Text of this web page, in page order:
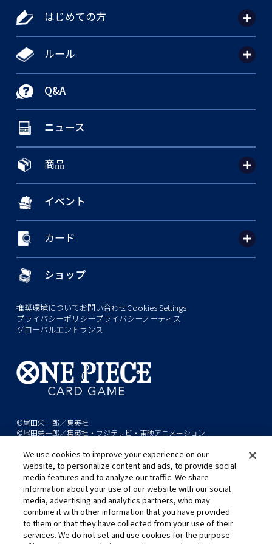
はじめての方
ルール
Q&A
ニュース
商品
イベント
カード
ショップ
推奨環境についてお問い合わせCookies Settings
プライバシーポリシープライバシーノーティス
グローバルエントランス
©尾田栄一郎／集英社
©尾田栄一郎／集英社・フジテレビ・東映アニメーション
このwebサイトに記載されているすべての画像・テキスト・データの無
断転用、転載をお断りします。
開発中につき、本サイトで使用している画像と実際の商品とは異なる場
合があります。
※AppleとAppleのロゴは、米国およびその他の国で登録されたApple
Inc.の商標です。
We use cookies to improve your experience on our
website, to personalize content and ads, to provide social
media features and to analyze our traffic. We share
information about your use of our website with our social
media, advertising and analytics partners, who may
combine it with other information that you have provided
to them or that they have collected from your use of their
services. We do not set and use cookies for the purpose